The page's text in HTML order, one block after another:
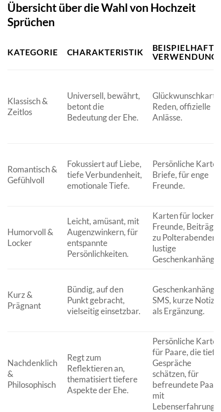
Übersicht über die Wahl von Hochzeit
Sprüchen
KATEGORIE CHARAKTERISTIK
BEISPIELHAFTE
VERWENDUNG
Klassisch &
Zeitlos
Universell, bewährt,
betont die
Bedeutung der Ehe.
Reden, offizielle
Anlässe.
Romantisch &
Gefühlvoll
Fokussiert auf Liebe,
tiefe Verbundenheit,
emotionale Tiefe.
Persönliche
Briefe, für enge
Freunde.
Humorvoll &
Locker
Leicht, amüsant, mit
Augenzwinkern, für
entspannte
Persönlichkeiten.
Karten für lockere
Freunde, Beiträge
zu Polterabenden,
lustige
Kurz &
Prägnant
Bündig, auf den
Punkt gebracht,
vielseitig einsetzbar.
SMS, kurze
als Ergänzung.
Nachdenklich
&
Philosophisch
Regt zum
Reflektieren an,
thematisiert tiefere
Aspekte der Ehe.
Persönliche Karten
für Paare, die tiefe
Gespräche
schätzen, für
befreundete Paare
mit
Lebenserfahrung.